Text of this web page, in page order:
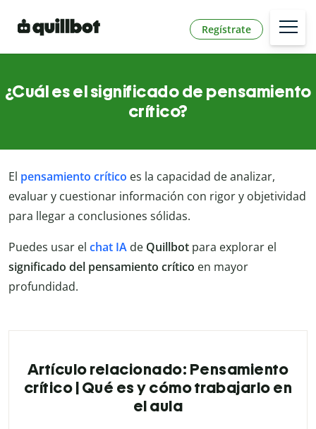
Regístrate
¿Cuál es el significado de pensamiento
crítico?
El pensamiento crítico es la capacidad de analizar,
evaluar y cuestionar información con rigor y objetividad
para llegar a conclusiones sólidas.
Puedes usar el chat IA de Quillbot para explorar el
significado del pensamiento crítico en mayor
profundidad.
Artículo relacionado: Pensamiento
crítico | Qué es y cómo trabajarlo en
el aula